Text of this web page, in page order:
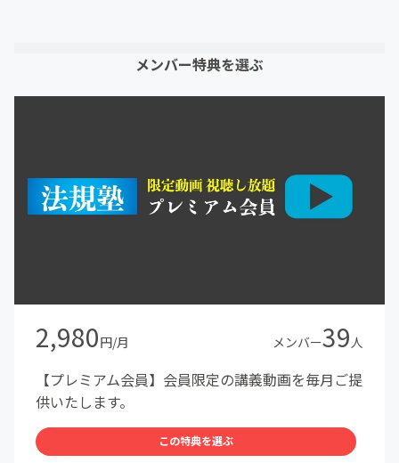
メンバー特典を選ぶ
2,980円/月 メンバー39人
【プレミアム会員】会員限定の講義動画を毎月ご提
供いたします。
この特典を選ぶ